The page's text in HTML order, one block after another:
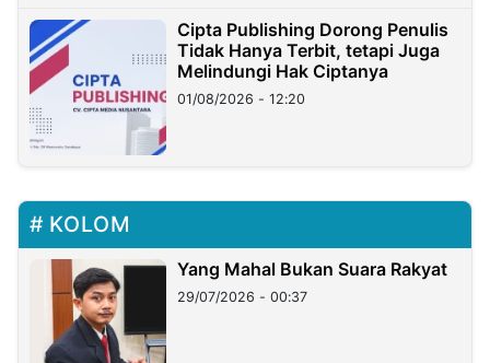
Cipta Publishing Dorong Penulis
Tidak Hanya Terbit, tetapi Juga
Melindungi Hak Ciptanya
01/08/2026 - 12:20
KOLOM
Yang Mahal Bukan Suara Rakyat
29/07/2026 - 00:37